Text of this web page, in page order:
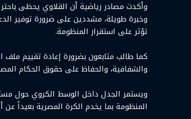
وأكدت مصادر رياضية أن القلاوي يحظى
وخبرة طويلة، مشددين على ضرورة توفير
تؤثر على استقرار المنظومة.
كما طالب متابعون بضرورة إعادة تقييم ملف
والشفافية، والحفاظ على حقوق الحكام
ويستمر الجدل داخل الوسط الكروي حول
المنظومة بما يخدم الكرة المصرية بعيداً